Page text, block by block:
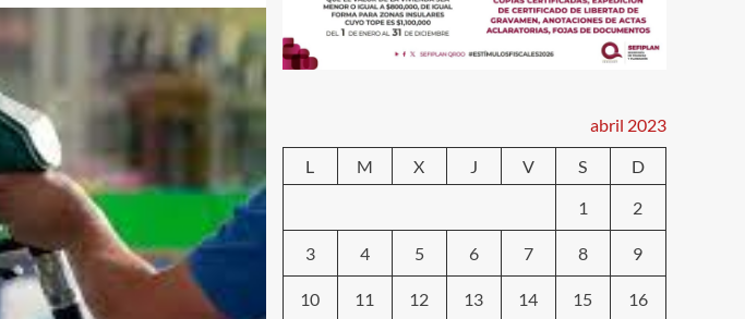
abril 2023
L
M X J V S
D
1
2
3 4 5 6 7 8 9
10 11 12 13 14 15 16